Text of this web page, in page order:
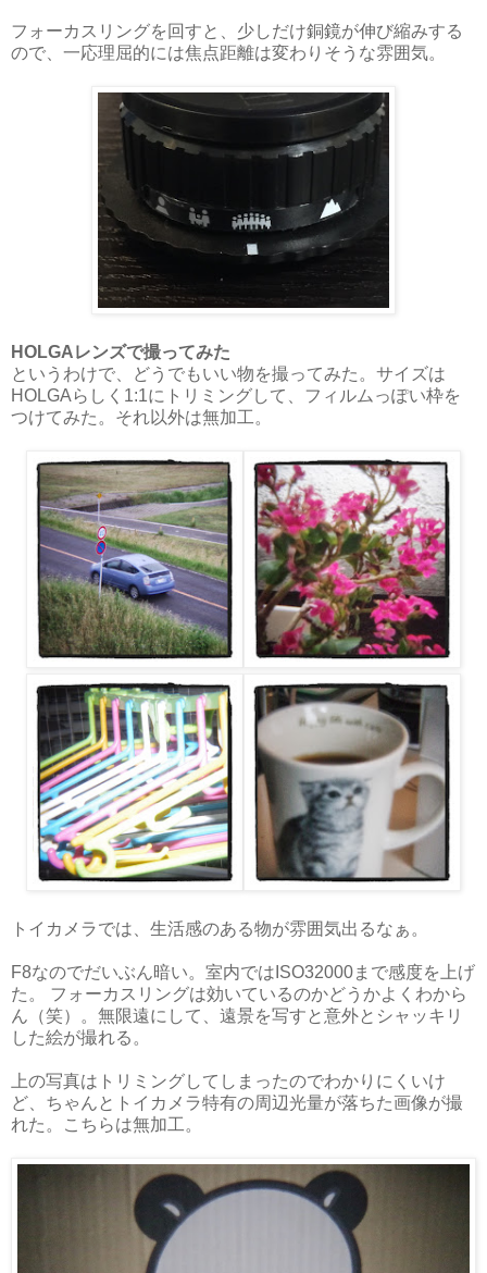
フォーカスリングを回すと、少しだけ銅鏡が伸び縮みする
ので、一応理屈的には焦点距離は変わりそうな雰囲気。
HOLGAレンズで撮ってみた
というわけで、どうでもいい物を撮ってみた。サイズは
HOLGAらしく1:1にトリミングして、フィルムっぽい枠を
つけてみた。それ以外は無加工。
トイカメラでは、生活感のある物が雰囲気出るなぁ。
F8なのでだいぶん暗い。室内ではISO32000まで感度を上げ
た。 フォーカスリングは効いているのかどうかよくわから
ん（笑）。無限遠にして、遠景を写すと意外とシャッキリ
した絵が撮れる。
上の写真はトリミングしてしまったのでわかりにくいけ
ど、ちゃんとトイカメラ特有の周辺光量が落ちた画像が撮
れた。こちらは無加工。